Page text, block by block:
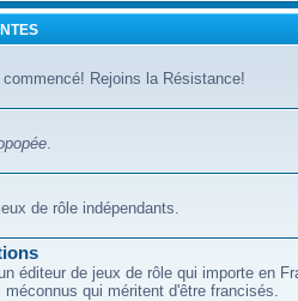
Rejoins la Résistance!
.
de rôle indépendants.
éditeur de jeux de rôle qui importe en
qui méritent d'être francisés.